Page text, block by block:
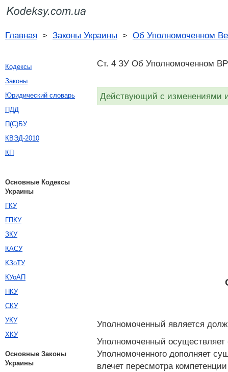
Главная > Законы Украины > Об Уполномоченном
Ст. 4 ЗУ Об Уполномоченном
Действующий с изменениями
Уполномоченный является
Уполномоченный осуществляет
Уполномоченного дополняет
влечет пересмотра
Кодексы
Законы
Юридический словарь
ПДД
П(С)БУ
КВЭД-2010
КП
Основные Кодексы
Украины
ГКУ
ГПКУ
ЗКУ
КАСУ
КЗоТУ
КУоАП
НКУ
СКУ
УКУ
ХКУ
Основные Законы
Украины